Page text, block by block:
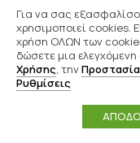
296. Δημήτρης
297. Στέλιος
298. Χριστιάννα
299. Μάνια
Για να σας
χρησιμοποιεί cookies.
χρήση ΟΛΩΝ των
δώσετε μια
Χρήσης, την
Ρυθμίσεις